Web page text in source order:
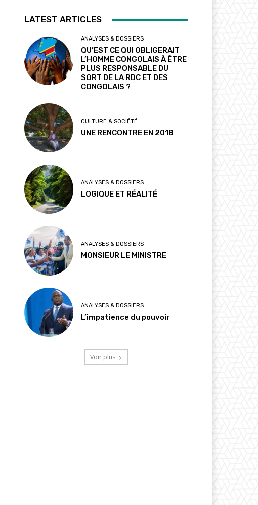
LATEST ARTICLES
ANALYSES & DOSSIERS
QU’EST CE QUI OBLIGERAIT
L’HOMME CONGOLAIS À ÊTRE
PLUS RESPONSABLE DU
SORT DE LA RDC ET DES
CONGOLAIS ?
CULTURE & SOCIÉTÉ
UNE RENCONTRE EN 2018
ANALYSES & DOSSIERS
LOGIQUE ET RÉALITÉ
ANALYSES & DOSSIERS
MONSIEUR LE MINISTRE
ANALYSES & DOSSIERS
L’impatience du pouvoir
Voir plus